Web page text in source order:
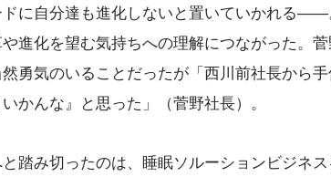
に自分達も進化しないと置いていかれる
進化を望む気持ちへの理解につながった。
勇気のいることだったが「西川前社長から
かんな』と思った」（菅野社長）。
踏み切ったのは、睡眠ソルーションビジネ